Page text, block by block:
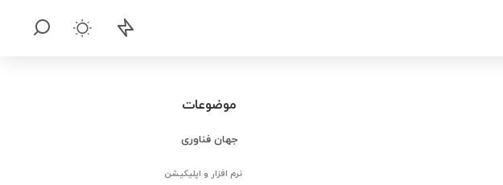
موضوعات
جهان فناوری
نرم افزار و اپلیکیشن